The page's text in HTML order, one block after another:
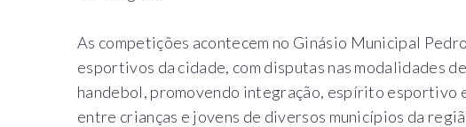
As competições acontecem no Ginásio Municipal
esportivos da cidade, com disputas nas modalidades
handebol, promovendo integração, espírito esportivo
entre crianças e jovens de diversos municípios da